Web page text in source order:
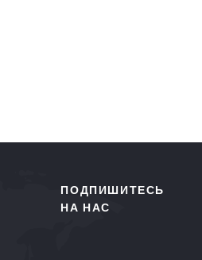
ПОДПИШИТЕСЬ
НА НАС